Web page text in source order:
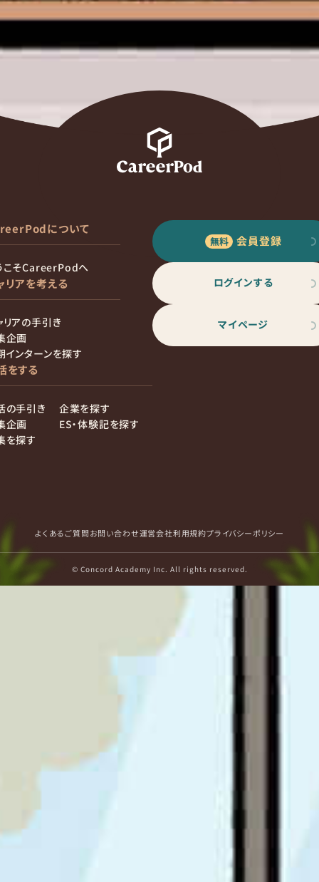
について
こそCareerPodへ
リアを考える
リアの手引き
企画
インターンを探す
をする
の手引き
企画
を探す
企業を探す
ES・体験記を探す
会員登録
ログインする
マイページ
よくあるご質問お問い合わせ運営会社利用規約プライバシーポリシー
© Concord Academy Inc. All rights reserved.